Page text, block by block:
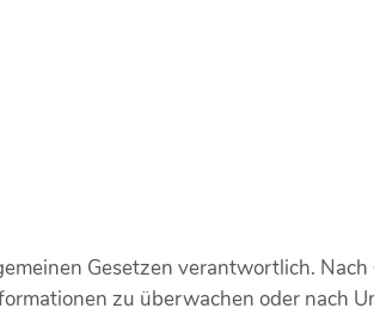
Gesetzen verantwortlich. Nach
zu überwachen oder nach